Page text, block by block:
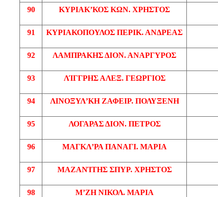
90 ΚΥΡΙΑΚ’ΚΟΣ ΚΩΝ. ΧΡΗΣΤΟΣ
91 ΚΥΡΙΑΚΟΠΟΥΛΟΣ ΠΕΡΙΚ. ΑΝΔΡΕΑΣ
92 ΛΑΜΠΡΑΚΗΣ ΔΙΟΝ. ΑΝΑΡΓΥΡΟΣ
93 ΛΊΓΓΡΗΣ ΑΛΕΞ. ΓΕΩΡΓΙΟΣ
94 ΛΙΝΟΞΥΛ’ΚΗ ΖΑΦΕΙΡ. ΠΟΛΥΞΕΝΗ
95 ΛΟΓΑΡΑΣΔΙΟΝ. ΠΕΤΡΟΣ
96 ΜΑΓΚΛ’ΡΑ ΠΑΝΑΓΙ. ΜΑΡΙΑ
97 ΜΑΖΑΝΊΤΗΣ ΣΠΥΡ. ΧΡΗΣΤΟΣ
98 Μ’ΖΗ ΝΙΚΟΛ. ΜΑΡΙΑ